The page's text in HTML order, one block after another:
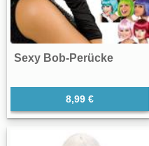
Sexy Bob-Perücke
8,99 €